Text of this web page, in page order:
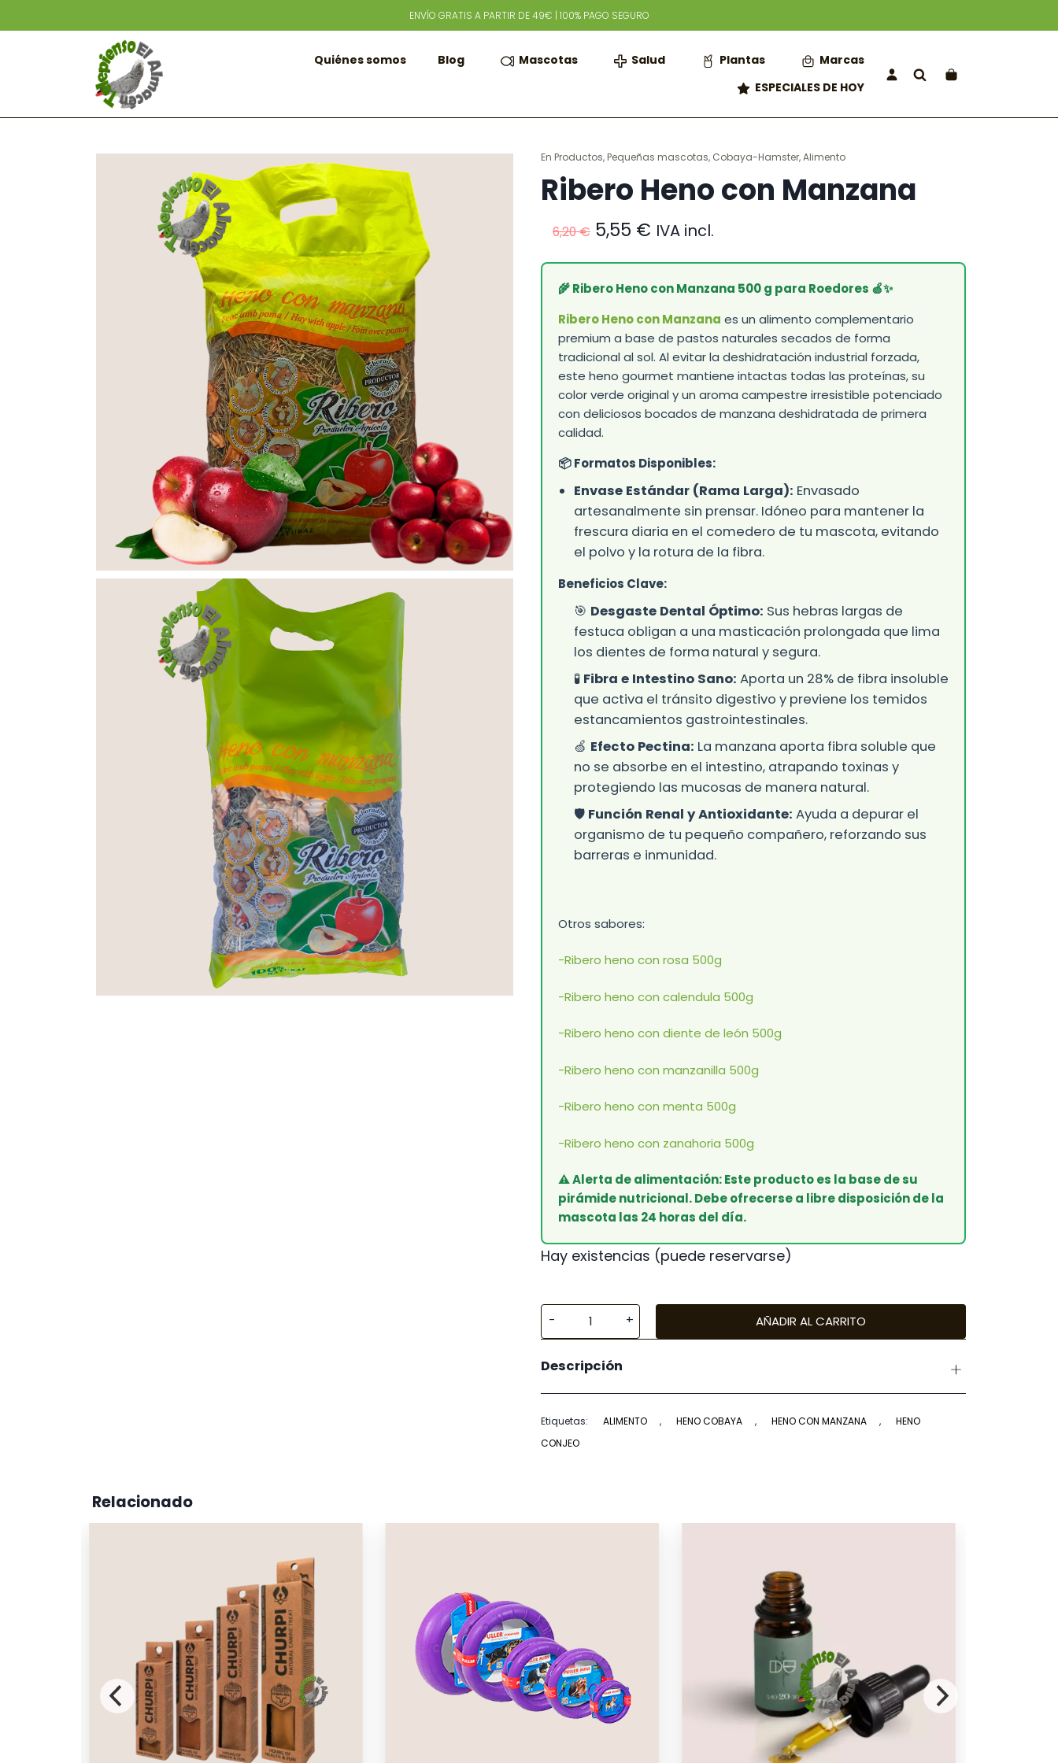
ENVÍO GRATIS A PARTIR DE 49€ | 100% PAGO SEGURO
Quiénes somos Blog Mascotas Salud Plantas
Marcas
ESPECIALES DE HOY
En Productos, Pequeñas mascotas, Cobaya-Hamster,Alimento
Ribero Heno con Manzana
6,20€ El
precio
original
era:
6,20 €.
5,55 € El
actual
es:
5,55 €.
IVA incl.
🌾 Ribero Heno con Manzana 500 g para Roedores 🍏✨
Ribero Heno con Manzana es un alimento complementario
premium a base de pastos naturales secados de forma
tradicional al sol. Al evitar la deshidratación industrial forzada,
este heno gourmet mantiene intactas todas las proteínas, su
color verde original y un aroma campestre irresistible potenciado
con deliciosos bocados de manzana deshidratada de primera
calidad.
📦 Formatos Disponibles:
Envase Estándar (Rama Larga): Envasado
artesanalmente sin prensar. Idóneo para mantener la
frescura diaria en el comedero de tu mascota, evitando
el polvo y la rotura de la fibra.
Beneficios Clave:
🎯 Desgaste Dental Óptimo: Sus hebras largas de
festuca obligan a una masticación prolongada que lima
los dientes de forma natural y segura.
🧪 Fibra e Intestino Sano: Aporta un 28% de fibra insoluble
que activa el tránsito digestivo y previene los temidos
estancamientos gastrointestinales.
🍏 Efecto Pectina: La manzana aporta fibra soluble que
no se absorbe en el intestino, atrapando toxinas y
protegiendo las mucosas de manera natural.
🛡️ Función Renal y Antioxidante: Ayuda a depurar el
organismo de tu pequeño compañero, reforzando sus
barreras e inmunidad.
Otros sabores:
-Ribero heno con rosa 500g
-Ribero heno con calendula 500g
-Ribero heno con diente de león 500g
-Ribero heno con manzanilla 500g
-Ribero heno con menta 500g
-Ribero heno con zanahoria 500g
⚠️ Alerta de alimentación: Este producto es la base de su
pirámide nutricional. Debe ofrecerse a libre disposición de la
mascota las 24 horas del día.
Hay existencias (puede reservarse)
con
AÑADIR AL CARRITO
Descripción
Etiquetas: ALIMENTO , HENO COBAYA , HENO CON MANZANA ,
HENO
CONJEO
Relacionado